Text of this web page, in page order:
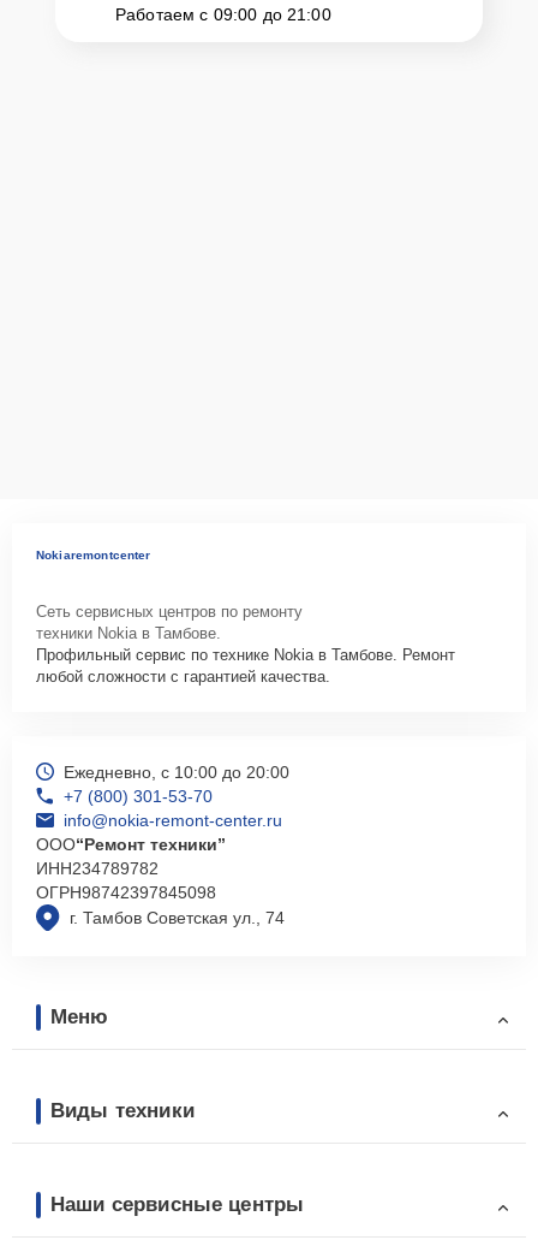
Работаем с 09:00 до 21:00
Nokiaremontcenter
Сеть сервисных центров по ремонту
техники Nokia в Тамбове.
Профильный сервис по технике Nokia в Тамбове. Ремонт
любой сложности с гарантией качества.
г. Тамбов Советская ул., 74
Ежедневно, с 10:00 до 20:00
+7 (800) 301-53-70
info@nokia-remont-center.ru
ООО“Ремонт техники”
ИНН234789782
ОГРН98742397845098
Меню
Виды техники
Наши сервисные центры